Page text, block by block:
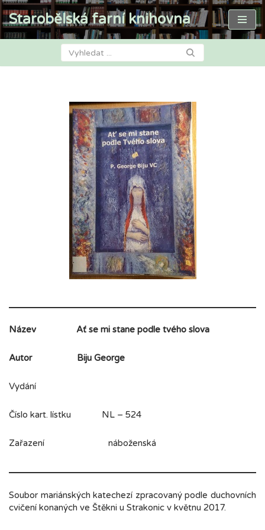
Přeskočit
Starobělská farní knihovna
Název Ať se mi stane podle tvého slova
Autor Biju George
Vydání
Číslo kart. lístku NL – 524
Zařazení náboženská
Soubor mariánských katechezí zpracovaný podle duchovních
cvičení konaných ve Štěkni u Strakonic v květnu 2017.